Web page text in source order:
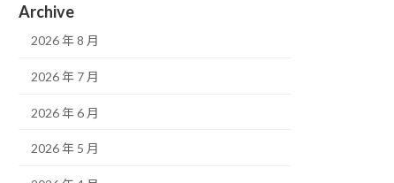
Archive
2026 年 8 月
2026 年 7 月
2026 年 6 月
2026 年 5 月